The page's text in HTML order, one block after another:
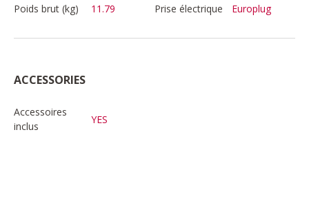
Poids brut (kg)
11.79 Prise électrique Europlug
ACCESSORIES
Accessoires
inclus
YES